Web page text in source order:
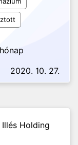
2020. 10. 27.
Illés Holding